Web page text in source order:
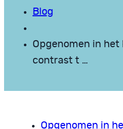
Blog
Opgenomen in
contrast t …
Opgenomen in